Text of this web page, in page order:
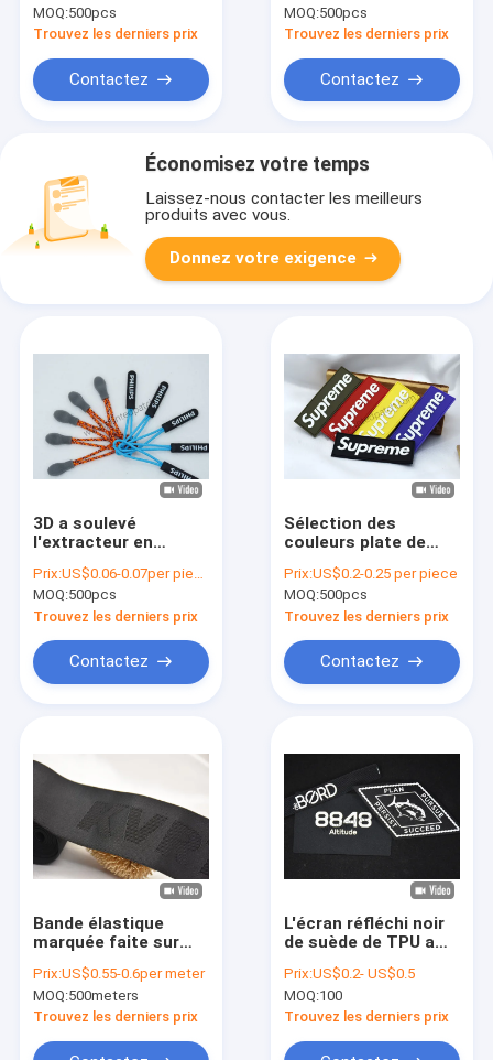
coutume 20mm
d'habillement
MOQ:500pcs
Trouvez les derniers prix
Contactez
tirette de silicone de
TPU
MOQ:500pcs
Trouvez les derniers prix
Contactez
Économisez votre temps
Laissez-nous contacter les meilleurs
produits avec vous.
Donnez votre exigence
3D a soulevé
l'extracteur en
plastique de
fermeture éclair de
l'extracteur OEKO de
tirette du logo TPU
Prix:US$0.06-0.07per piece
MOQ:500pcs
Trouvez les derniers prix
Contactez
Sélection des
couleurs plate de
de silicone de label
suprême en
caoutchouc de T-
shirt
Prix:US$0.2-0.25 per piece
MOQ:500pcs
Trouvez les derniers prix
Contactez
Bande élastique
marquée faite sur
jacquard du logo
52mm avec le double
matériel dégrossi
Prix:US$0.55-0.6per meter
MOQ:500meters
Trouvez les derniers prix
L'écran réfléchi noir
de suède de TPU a
corrections
stigmatisent des
labels pour
Prix:US$0.2- US$0.5
MOQ:100
Trouvez les derniers prix